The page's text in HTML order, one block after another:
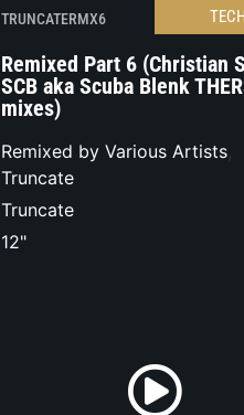
TRUNCATERMX6
Remixed Part 6 (Christian
SCB aka Scuba Blenk
mixes)
Remixed by Various Artists,
Truncate
Truncate
12"